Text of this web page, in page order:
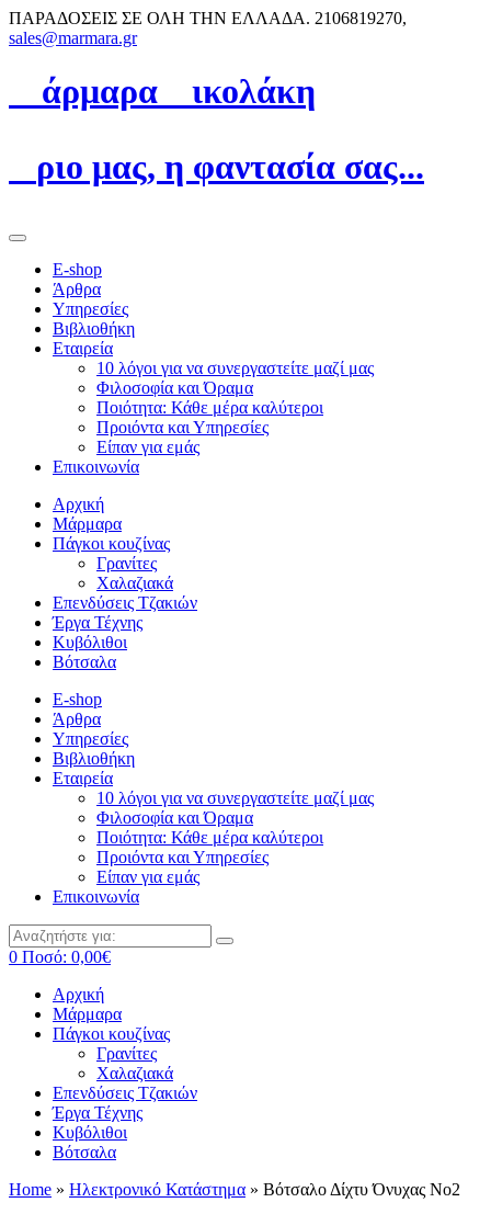
ΠΑΡΑΔΟΣΕΙΣ ΣΕ ΟΛΗ ΤΗΝ ΕΛΛΑΔΑ. 2106819270,
sales@marmara.gr
άρμαρα
ικολάκη
ριο μας, η φαντασία σας...
E-shop
Άρθρα
Υπηρεσίες
Βιβλιοθήκη
Εταιρεία
10 λόγοι για να συνεργαστείτε μαζί μας
Φιλοσοφία και Όραμα
Ποιότητα: Κάθε μέρα καλύτεροι
Προιόντα και Υπηρεσίες
Είπαν για εμάς
Επικοινωνία
Αρχική
Μάρμαρα
Πάγκοι κουζίνας
Γρανίτες
Χαλαζιακά
Επενδύσεις Τζακιών
Έργα Τέχνης
Κυβόλιθοι
Βότσαλα
E-shop
Άρθρα
Υπηρεσίες
Βιβλιοθήκη
Εταιρεία
10 λόγοι για να συνεργαστείτε μαζί μας
Φιλοσοφία και Όραμα
Ποιότητα: Κάθε μέρα καλύτεροι
Προιόντα και Υπηρεσίες
Είπαν για εμάς
Επικοινωνία
0 Ποσό: 0,00€
Αρχική
Μάρμαρα
Πάγκοι κουζίνας
Γρανίτες
Χαλαζιακά
Επενδύσεις Τζακιών
Έργα Τέχνης
Κυβόλιθοι
Βότσαλα
Home » Ηλεκτρονικό Κατάστημα » Βότσαλο Δίχτυ Όνυχας Νο2